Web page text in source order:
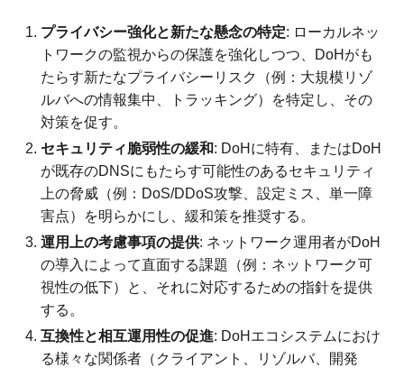
プライバシー強化と新たな懸念の特定: ローカルネッ
トワークの監視からの保護を強化しつつ、DoHがも
たらす新たなプライバシーリスク（例：大規模リゾ
ルバへの情報集中、トラッキング）を特定し、その
対策を促す。
セキュリティ脆弱性の緩和: DoHに特有、またはDoH
が既存のDNSにもたらす可能性のあるセキュリティ
上の脅威（例：DoS/DDoS攻撃、設定ミス、単一障
害点）を明らかにし、緩和策を推奨する。
運用上の考慮事項の提供: ネットワーク運用者がDoH
の導入によって直面する課題（例：ネットワーク可
視性の低下）と、それに対応するための指針を提供
する。
互換性と相互運用性の促進: DoHエコシステムにおけ
る様々な関係者（クライアント、リゾルバ、開発